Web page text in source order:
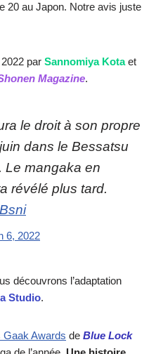
20 au Japon. Notre avis juste
par Sannomiya Kotaet
Magazine.
le droit à son propre
dans le Bessatsu
Le mangaka en
révélé plus tard.
6, 2022
découvrons l’adaptation
Studio.
Gaak Awards de Blue Lock